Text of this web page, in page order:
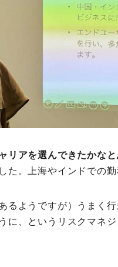
リアを選んできたかな
た。上海やインドでの
るようですが）うまく
に、というリスクマネ